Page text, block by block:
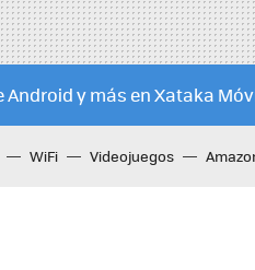
Android y más en Xataka
WiFi Videojuegos